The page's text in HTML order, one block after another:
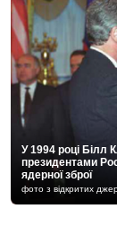
У 1994 році Білл
президентами
ядерної зброї
фото з відкритих